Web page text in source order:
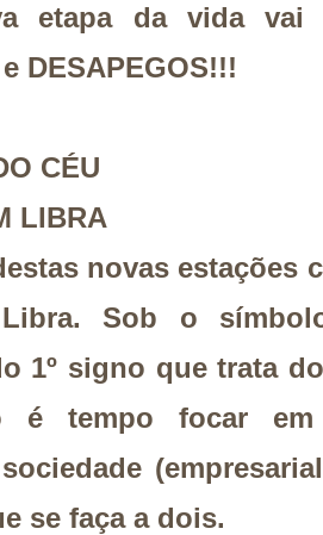
etapa da vida vai
DESAPEGOS!!!
CÉU
LIBRA
novas estações
Sob o
1º signo que trata
é tempo focar em
se faça a dois.